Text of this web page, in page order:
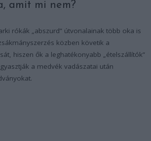
amit mi nem?
rókák „abszurd” útvonalainak több oka is
közben követik a
hiszen ők a leghatékonyabb „ételszállítók”
a medvék vadászatai után